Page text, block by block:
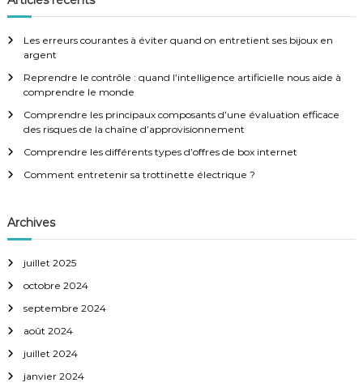
g
a
t
i
o
d
e
l
’
a
e
c
e
:
c
e
r
Les erreurs courantes à éviter quand on entretient ses bijoux en
argent
Reprendre le contrôle : quand l’intelligence artificielle nous aide à
comprendre le monde
Comprendre les principaux composants d’une évaluation efficace
des risques de la chaîne d’approvisionnement
Comprendre les différents types d’offres de box internet
Comment entretenir sa trottinette électrique ?
Archives
juillet 2025
octobre 2024
septembre 2024
août 2024
juillet 2024
janvier 2024